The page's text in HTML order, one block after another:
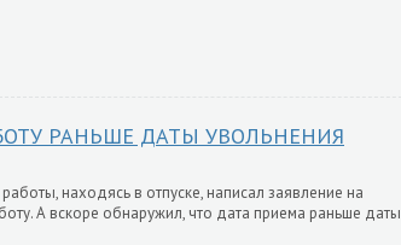
РАНЬШЕ ДАТЫ УВОЛЬНЕНИЯ
находясь в отпуске, написал заявление на
А вскоре обнаружил, что дата приема раньше даты